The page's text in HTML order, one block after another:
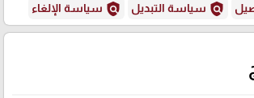
policy سياسة التبديل policy سياسة الإلغاء